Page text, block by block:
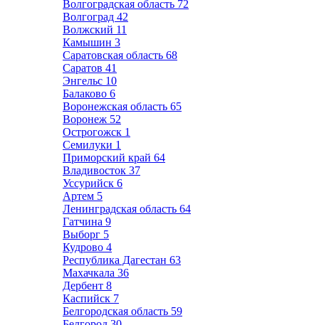
Волгоградская область 72
Волгоград 42
Волжский 11
Камышин 3
Саратовская область 68
Саратов 41
Энгельс 10
Балаково 6
Воронежская область 65
Воронеж 52
Острогожск 1
Семилуки 1
Приморский край 64
Владивосток 37
Уссурийск 6
Артем 5
Ленинградская область 64
Гатчина 9
Выборг 5
Кудрово 4
Республика Дагестан 63
Махачкала 36
Дербент 8
Каспийск 7
Белгородская область 59